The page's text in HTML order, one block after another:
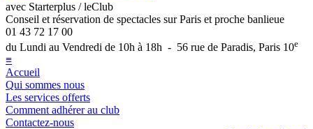
avec Starterplus / leClub
Conseil et réservation de spectacles sur Paris et proche banlieue
01 43 72 17 00
du Lundi au Vendredi de 10h à 18h - 56 rue de Paradis, Paris 10e
≡
Accueil
Qui sommes nous
Les services offerts
Comment adhérer au club
Contactez-nous